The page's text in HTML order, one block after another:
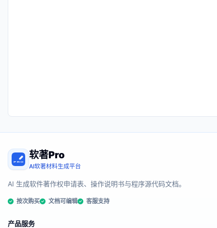
软著Pro
AI软著材料生成平台
AI 生成软件著作权申请表、操作说明书与程序源代码文档。
按次购买 文档可编辑 客服支持
产品服务